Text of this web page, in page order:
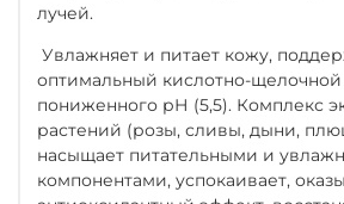
лучей.
Увлажняет и питает кожу,
оптимальный кислотно-щелочной
пониженного рН (5,5). Комплекс
растений (розы, сливы, дыни,
насыщает питательными и
компонентами, успокаивает,